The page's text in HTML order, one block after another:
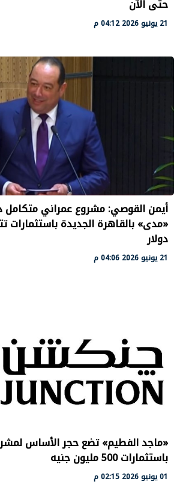
حتى الآن
21 يونيو 2026 04:12 م
أيمن القوصي: مشروع عمراني متكامل
دولار
21 يونيو 2026 04:06 م
«ماجد الفطيم» تضع حجر الأساس
باستثمارات 500 مليون جنيه
01 يونيو 2026 02:15 م